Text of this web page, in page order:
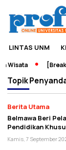
LINTAS UNM
Wisata
Topik
Berita Utama
Belmawa Beri
Pendidikan
Kamis, 7 September